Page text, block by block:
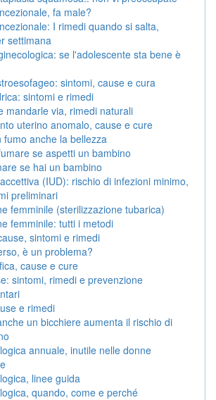
fa male?
I rimedi quando si salta,
settimana
se l'adolescente sta bene è
sintomi, cause e cura
sintomi e rimedi
mandarle via, rimedi naturali
uterino anomalo, cause e cure
fumo anche la bellezza
se aspetti un bambino
se hai un bambino
(IUD): rischio di infezioni minimo,
preliminari
femminile (sterilizzazione tubarica)
femminile: tutti i metodi
sintomi e rimedi
è un problema?
cause e cure
sintomi, rimedi e prevenzione
e rimedi
un bicchiere aumenta il rischio di
annuale, inutile nelle donne
linee guida
quando, come e perché